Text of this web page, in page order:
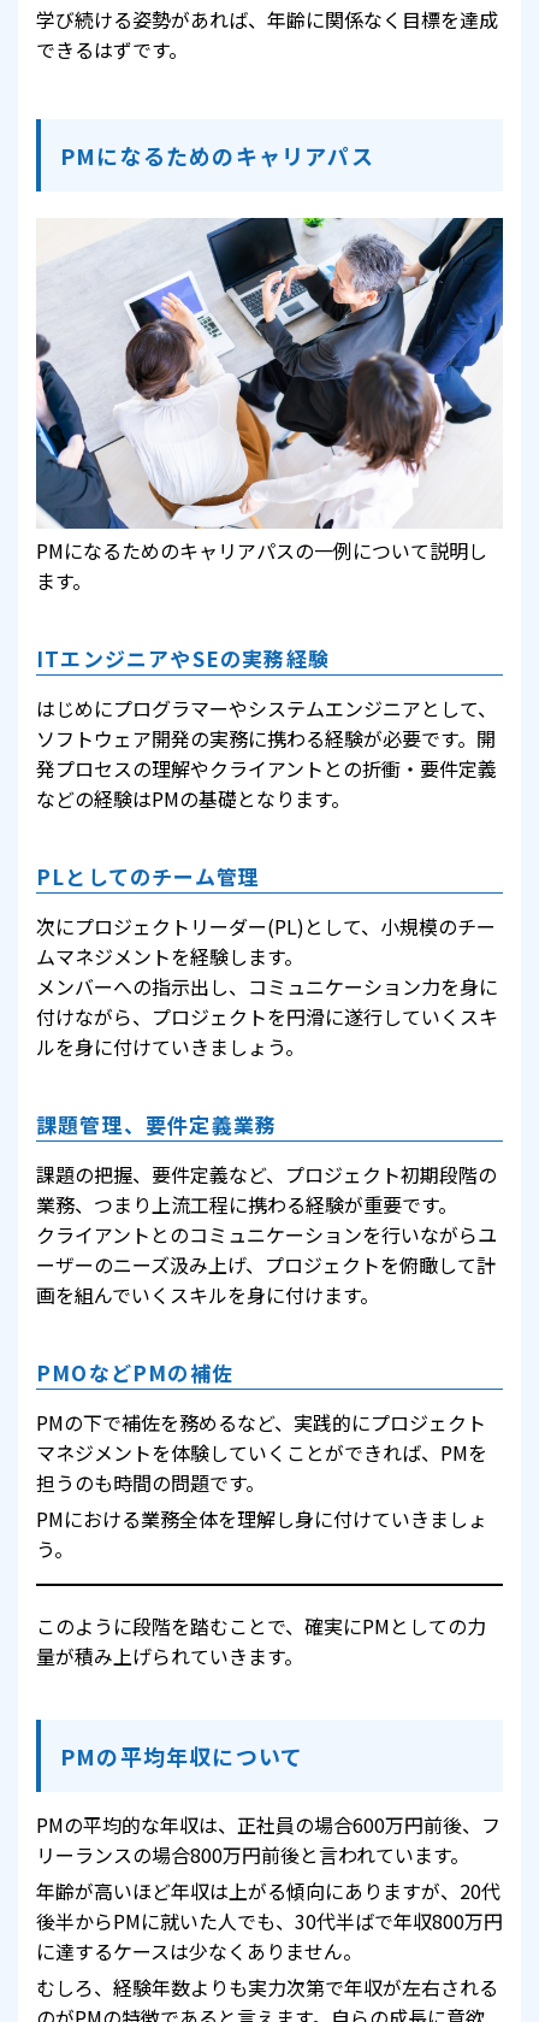
学び続ける姿勢があれば、年齢に関係なく目標を達成
できるはずです。
PMになるためのキャリアパス
PMになるためのキャリアパスの一例について説明し
ます。
ITエンジニアやSEの実務経験
はじめにプログラマーやシステムエンジニアとして、
ソフトウェア開発の実務に携わる経験が必要です。開
発プロセスの理解やクライアントとの折衝・要件定義
などの経験はPMの基礎となります。
PLとしてのチーム管理
次にプロジェクトリーダー(PL)として、小規模のチー
ムマネジメントを経験します。
メンバーへの指示出し、コミュニケーション力を身に
付けながら、プロジェクトを円滑に遂行していくスキ
ルを身に付けていきましょう。
課題管理、要件定義業務
課題の把握、要件定義など、プロジェクト初期段階の
業務、つまり上流工程に携わる経験が重要です。
クライアントとのコミュニケーションを行いながらユ
ーザーのニーズ汲み上げ、プロジェクトを俯瞰して計
画を組んでいくスキルを身に付けます。
PMOなどPMの補佐
PMの下で補佐を務めるなど、実践的にプロジェクト
マネジメントを体験していくことができれば、PMを
担うのも時間の問題です。
PMにおける業務全体を理解し身に付けていきましょ
う。
このように段階を踏むことで、確実にPMとしての力
量が積み上げられていきます。
PMの平均年収について
PMの平均的な年収は、正社員の場合600万円前後、フ
リーランスの場合800万円前後と言われています。
年齢が高いほど年収は上がる傾向にありますが、20代
後半からPMに就いた人でも、30代半ばで年収800万円
に達するケースは少なくありません。
むしろ、経験年数よりも実力次第で年収が左右される